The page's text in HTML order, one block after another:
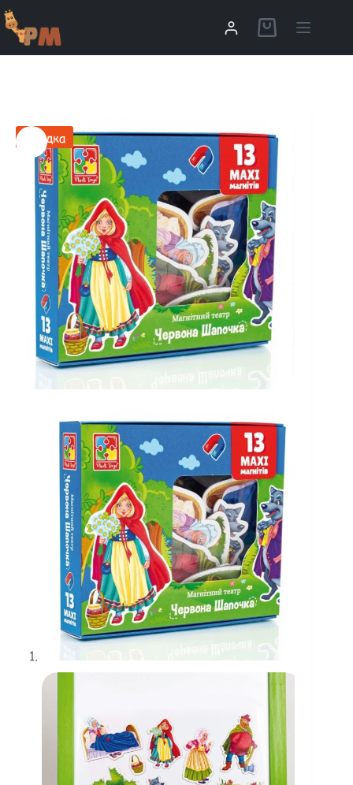
Скидка